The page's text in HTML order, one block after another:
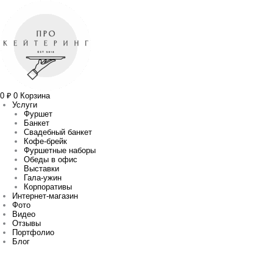
0 ₽ 0 Корзина
Услуги
Фуршет
Банкет
Свадебный банкет
Кофе-брейк
Фуршетные наборы
Обеды в офис
Выставки
Гала-ужин
Корпоративы
Интернет-магазин
Фото
Видео
Отзывы
Портфолио
Блог
мягким
вяленым